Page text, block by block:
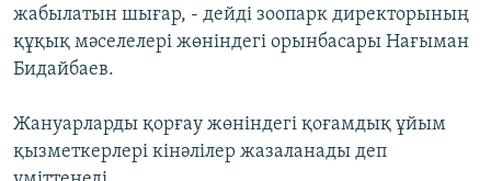
жабылатын шығар, - дейді зоопарк директорының
құқық мәселелері жөніндегі орынбасары Нағыман
Бидайбаев.
Жануарларды қорғау жөніндегі қоғамдық ұйым
қызметкерлері кінәлілер жазаланады деп